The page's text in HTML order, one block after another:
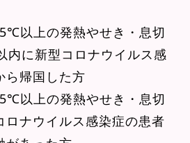
以上の発熱やせき・息切
内に新型コロナウイルス感
ら帰国した方
以上の発熱やせき・息切
ロナウイルス感染症の患者